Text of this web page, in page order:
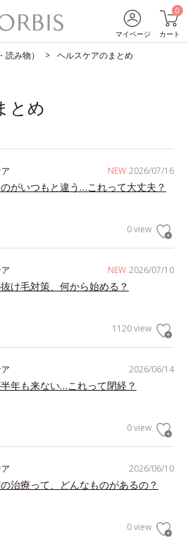
マイページ
0
カート
み物） ヘルスケアのまとめ
とめ
NEW 2026/07/16
がいつもと違う…これって大丈夫？
0 view
NEW 2026/07/10
け毛対策、何から始める？
1120 view
2026/06/14
年も来ない…これって閉経？
0 view
2026/06/10
治療って、どんなものがあるの？
0 view